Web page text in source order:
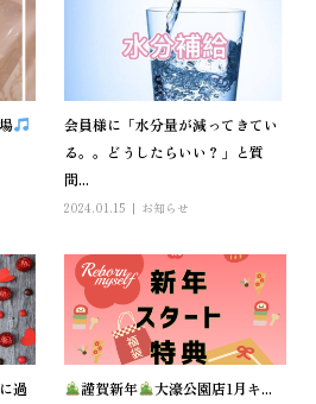
会員様に「水分量が減ってきてい
る。。どうしたらいい？」と質
問...
2024.01.15 お知らせ
過
謹賀新年 大濠公園店1月キ...